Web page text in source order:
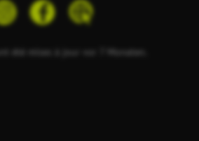
été mises à jour vor 7 Monaten.